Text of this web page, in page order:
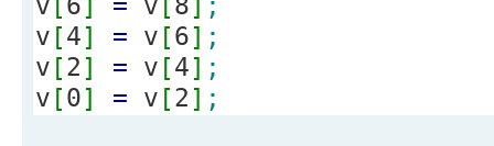
// }
//
Edit1->Text.c_str()[0]; //
v [4] = v [6] ;
v [2] = v [4] ;
v [0] = v [2] ;